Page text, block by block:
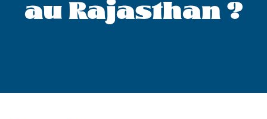
au Rajasthan ?